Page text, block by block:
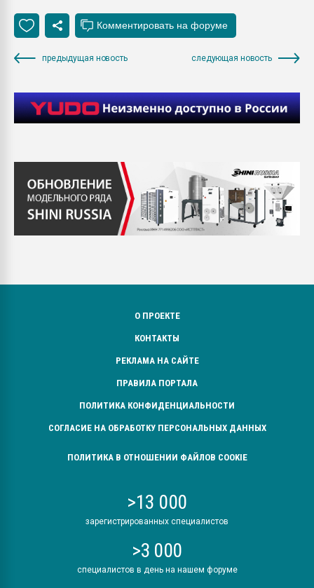
предыдущая новость следующая новость
О ПРОЕКТЕ
КОНТАКТЫ
РЕКЛАМА НА САЙТЕ
ПРАВИЛА ПОРТАЛА
ПОЛИТИКА КОНФИДЕНЦИАЛЬНОСТИ
СОГЛАСИЕ НА ОБРАБОТКУ ПЕРСОНАЛЬНЫХ ДАННЫХ
ПОЛИТИКА В ОТНОШЕНИИ ФАЙЛОВ COOKIE
>13 000
зарегистрированных специалистов
>3 000
специалистов в день на нашем форуме